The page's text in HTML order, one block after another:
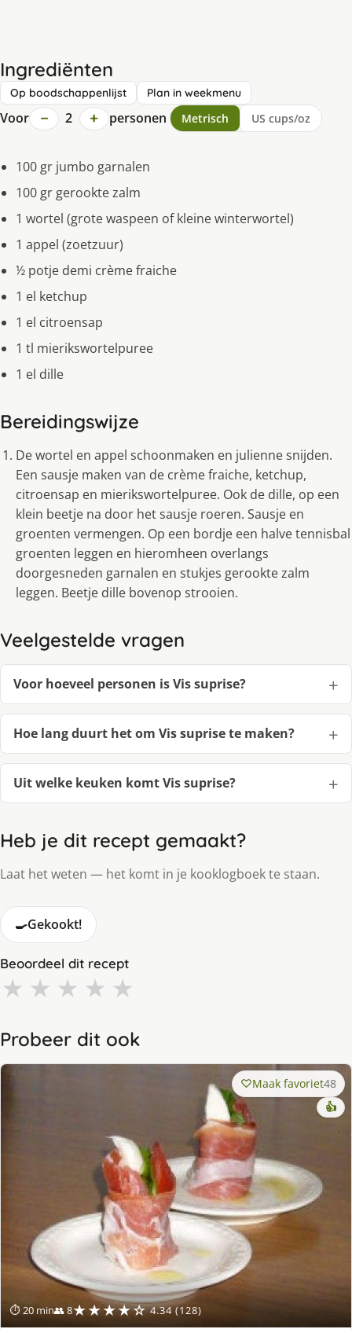
Ingrediënten
Op boodschappenlijst Plan in weekmenu
Voor − 2 + personen Metrisch US cups/oz
100 gr jumbo garnalen
100 gr gerookte zalm
1 wortel (grote waspeen of kleine winterwortel)
1 appel (zoetzuur)
½ potje demi crème fraiche
1 el ketchup
1 el citroensap
1 tl mierikswortelpuree
1 el dille
Bereidingswijze
De wortel en appel schoonmaken en julienne snijden.
Een sausje maken van de crème fraiche, ketchup,
citroensap en mierikswortelpuree. Ook de dille, op een
klein beetje na door het sausje roeren. Sausje en
groenten vermengen. Op een bordje een halve tennisbal
groenten leggen en hieromheen overlangs
doorgesneden garnalen en stukjes gerookte zalm
leggen. Beetje dille bovenop strooien.
Veelgestelde vragen
Voor hoeveel personen is Vis suprise?
Hoe lang duurt het om Vis suprise te maken?
Uit welke keuken komt Vis suprise?
Heb je dit recept gemaakt?
Laat het weten — het komt in je kooklogboek te staan.
🍳Gekookt!
Beoordeel dit recept
★ ★ ★ ★ ★
Probeer dit ook
⏱ 20 min👥 8★★★★☆ 4.34 (128)
Maak favoriet48
👍